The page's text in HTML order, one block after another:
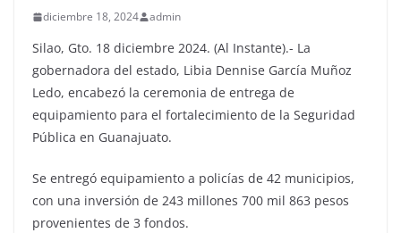
diciembre 18, 2024 admin
Silao, Gto. 18 diciembre 2024. (Al Instante).- La
gobernadora del estado, Libia Dennise García Muñoz
Ledo, encabezó la ceremonia de entrega de
equipamiento para el fortalecimiento de la Seguridad
Pública en Guanajuato.
Se entregó equipamiento a policías de 42 municipios,
con una inversión de 243 millones 700 mil 863 pesos
provenientes de 3 fondos.